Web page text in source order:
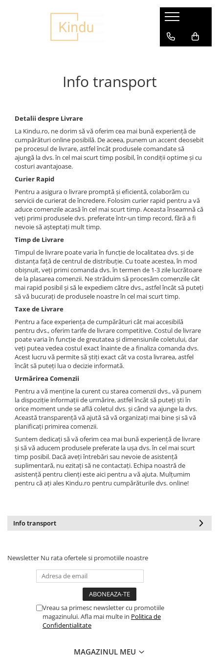
Articole Copii si Bebelusi
Fotolii bebe
Fotolii copii
Lampi de veghe
Saltelute activitati
Accesorii petrecere
Jucarii copii
Balansoare
Colace, piscine si accesorii
Figurine
Jocuri Copii
Jucarii de rol
Jucarii din lemn si Montessori
Jucarii din plus
Puzzle
Tablite, Litere si Cifre
Jucarii exterior
Produse personalizate
Fotolii personalizate
Perne Personalizate
Sticle
Tricouri personalizate
Info transport
Detalii despre Livrare
La Kindu.ro, ne dorim să vă oferim cea mai bună experiență de
cumpărături online posibilă. De aceea, punem un accent deosebit
pe procesul de livrare, astfel încât produsele comandate să
ajungă la dvs. în cel mai scurt timp posibil, în condiții optime și cu
costuri avantajoase.
Curier Rapid
Pentru a asigura o livrare promptă și eficientă, colaborăm cu
servicii de curierat de încredere. Folosim curier rapid pentru a vă
aduce comenzile acasă în cel mai scurt timp. Aceasta înseamnă că
veți primi produsele dvs. preferate într-un timp record, fără a fi
nevoie să așteptați mult timp.
Timp de Livrare
Timpul de livrare poate varia în funcție de localitatea dvs. și de
distanța față de centrul de distribuție. Cu toate acestea, în mod
obișnuit, veți primi comanda dvs. în termen de 1-3 zile lucrătoare
de la plasarea comenzii. Ne străduim să procesăm comenzile cât
mai rapid posibil și să le expediem către dvs., astfel încât să puteți
să vă bucurați de produsele noastre în cel mai scurt timp.
Taxe de Livrare
Pentru a face experiența de cumpărături cât mai accesibilă
pentru dvs., oferim tarife de livrare competitive. Costul de livrare
poate varia în funcție de greutatea și dimensiunile coletului, dar
veți putea vedea costul exact înainte de a finaliza comanda dvs.
Acest lucru vă permite să știți exact cât va costa livrarea, astfel
încât să puteți lua o decizie informată.
Urmărirea Comenzii
Pentru a vă menține la curent cu starea comenzii dvs., vă punem
la dispoziție informații de urmărire, astfel încât să puteți ști în
orice moment unde se află coletul dvs. și când va ajunge la dvs.
Această transparență vă ajută să vă organizați mai bine și să vă
planificați primirea comenzii.
Suntem dedicați să vă oferim cea mai bună experiență de livrare
și să vă aducem produsele preferate la ușa dvs. în cel mai scurt
timp posibil. Dacă aveți întrebări sau nevoie de asistență
suplimentară, nu ezitați să ne contactați. Echipa noastră de
asistență pentru clienți este aici pentru a vă ajuta. Mulțumim
pentru că ați ales Kindu.ro pentru cumpărăturile dvs. online!
Info transport
Newsletter Nu rata ofertele si promotiile noastre
Vreau sa primesc newsletter cu promotiile
magazinului. Afla mai multe in Politica de
Confidentialitate
MAGAZINUL MEU